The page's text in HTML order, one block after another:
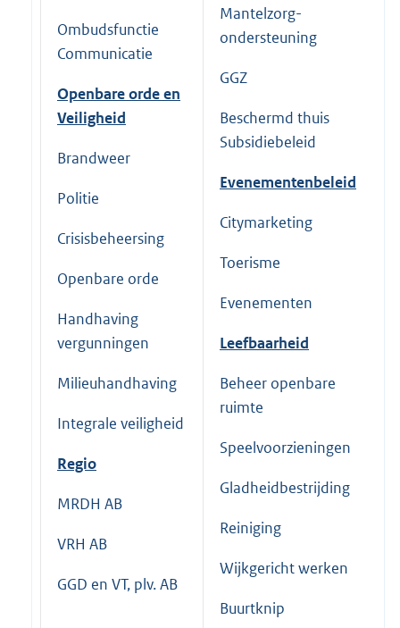
Ombudsfunctie
Communicatie
Openbare orde en
Veiligheid
Brandweer
Politie
Crisisbeheersing
Openbare orde
Handhaving
vergunningen
Milieuhandhaving
Integrale veiligheid
Regio
MRDH AB
VRH AB
GGD en VT, plv. AB
Mantelzorg-
ondersteuning
GGZ
Beschermd thuis
Subsidiebeleid
Evenementenbeleid
Citymarketing
Toerisme
Evenementen
Leefbaarheid
Beheer openbare
ruimte
Speelvoorzieningen
Gladheidbestrijding
Reiniging
Wijkgericht werken
Buurtknip